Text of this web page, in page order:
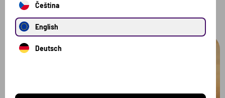
Vypočujte si jemnú elektronickú hudbu na spomalenie rytmu
srdca, vhodnú na koniec tréningu.
Čeština
English
Deutsch